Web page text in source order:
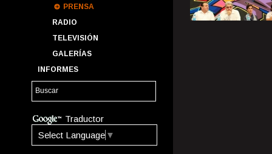
PRENSA
RADIO
TELEVISIÓN
GALERÍAS
INFORMES
Traductor
Select Language ▼